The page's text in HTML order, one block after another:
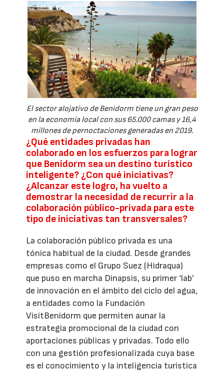
El sector alojativo de Benidorm tiene un gran peso
en la economía local con sus 65.000 camas y 16,4
millones de pernoctaciones generadas en 2019.
¿Qué entidades privadas han
colaborado en los esfuerzos para lograr
que Benidorm sea un destino turístico
inteligente? ¿Con qué iniciativas?
¿Alcanzar este logro, ha vuelto a
demostrar la necesidad de recurrir a la
colaboración público-privada para este
tipo de iniciativas tan transversales?
La colaboración público privada es una
tónica habitual de la ciudad. Desde grandes
empresas como el Grupo Suez (Hidraqua)
que puso en marcha Dinapsis, su primer ‘lab’
de innovación en el ámbito del ciclo del agua,
a entidades como la Fundación
VisitBenidorm que permiten aunar la
estrategia promocional de la ciudad con
aportaciones públicas y privadas. Todo ello
con una gestión profesionalizada cuya base
es el conocimiento y la inteligencia turística